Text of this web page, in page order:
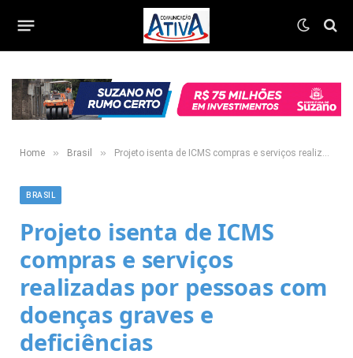
Home » Brasil » Projeto isenta de ICMS compras e serviços realizadas por pessoas com doenças graves e deficiências
BRASIL
Projeto isenta de ICMS
compras e serviços
realizadas por pessoas com
doenças graves e
deficiências